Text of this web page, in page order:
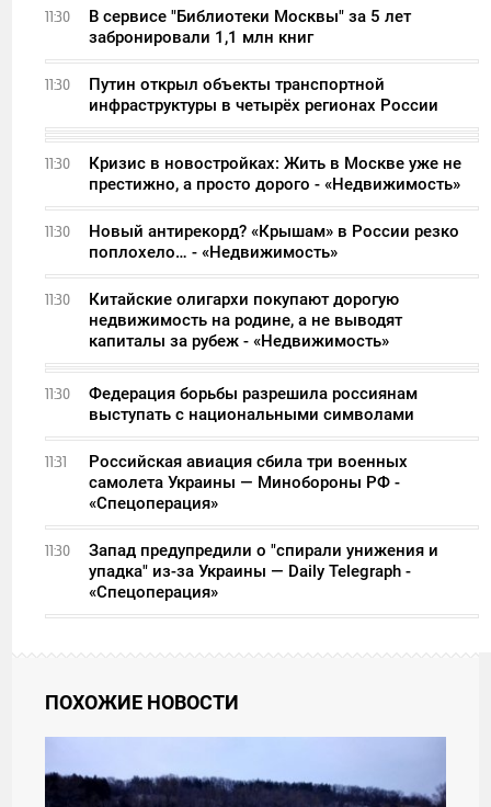
11:30
В сервисе "Библиотеки Москвы" за 5 лет
забронировали 1,1 млн книг
11:30
Путин открыл объекты транспортной
инфраструктуры в четырёх регионах России
11:30
Кризис в новостройках: Жить в Москве уже не
престижно, а просто дорого - «Недвижимость»
11:30
Новый антирекорд? «Крышам» в России резко
поплохело… - «Недвижимость»
11:30
Китайские олигархи покупают дорогую
недвижимость на родине, а не выводят
капиталы за рубеж - «Недвижимость»
11:30
Федерация борьбы разрешила россиянам
выступать с национальными символами
11:31
Российская авиация сбила три военных
самолета Украины — Минобороны РФ -
«Спецоперация»
11:30
Запад предупредили о "спирали унижения и
упадка" из-за Украины — Daily Telegraph -
«Спецоперация»
ПОХОЖИЕ НОВОСТИ